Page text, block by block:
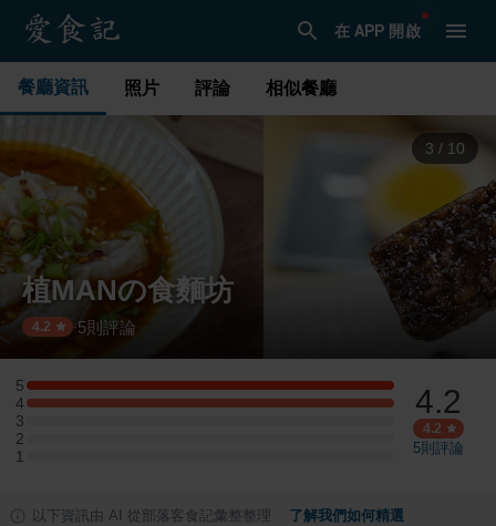
在 APP 開啟
餐廳資訊 照片 評論 相似餐廳
3 / 10
植MANの食麵坊
4.2 ·5則評論
5
5 星：1 則評論
4
4 星：1 則評論
3
3 星：0 則評論
2
2 星：0 則評論
1
1 星：0 則評論
4.2
4.2
5則評論
以下資訊由 AI 從部落客食記彙整整理 了解我們如何精選